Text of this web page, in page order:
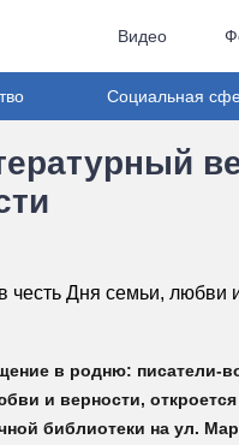
Видео
Социальная
в родню: писатели-
и верности,
библиотеки на ул.